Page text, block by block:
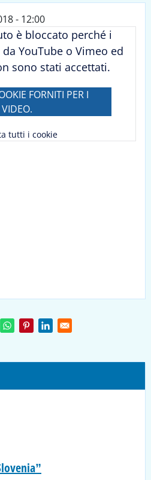
- 12:00
è bloccato perché i
YouTube o Vimeo ed
sono stati accettati.
FORNITI PER I
VIDEO.
tutti i cookie